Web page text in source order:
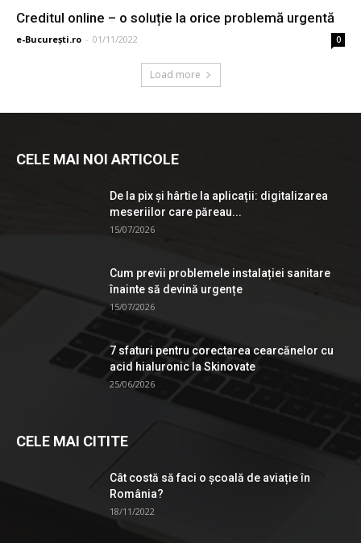
Creditul online – o soluție la orice problemă urgentă
e-București.ro - 01/11/2022 0
Load more
CELE MAI NOI ARTICOLE
De la pix şi hârtie la aplicații: digitalizarea
meseriilor care păreau...
15/07/2026
Cum previi problemele instalației sanitare
înainte să devină urgențe
15/07/2026
7 sfaturi pentru corectarea cearcănelor cu
acid hialuronic la Skinovate
25/06/2026
CELE MAI CITITE
Cât costă să faci o școală de aviație în
România?
18/11/2022